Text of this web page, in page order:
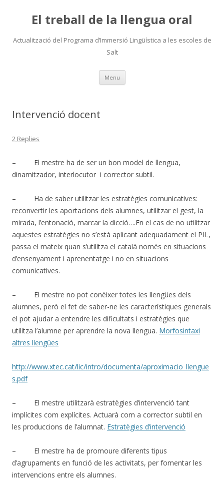
El treball de la llengua oral
Actualització del Programa d’Immersió Lingüística a les escoles de
Salt
Menu Skip
content
Intervenció docent
2 Replies
– El mestre ha de ser un bon model de llengua,
dinamitzador, interlocutor i corrector subtil.
– Ha de saber utilitzar les estratègies comunicatives:
reconvertir les aportacions dels alumnes, utilitzar el gest, la
mirada, l’entonació, marcar la dicció….En el cas de no utilitzar
aquestes estratègies no s’està aplicant adequadament el PIL,
passa el mateix quan s’utilitza el català només en situacions
d’ensenyament i aprenentatge i no en situacions
comunicatives.
– El mestre no pot conèixer totes les llengües dels
alumnes, però el fet de saber-ne les característiques generals
el pot ajudar a entendre les dificultats i estratègies que
utilitza l’alumne per aprendre la nova llengua. Morfosintaxi
altres llengües
http://www.xtec.cat/lic/intro/documenta/aproximacio_llengue
s.pdf
– El mestre utilitzarà estratègies d’intervenció tant
implícites com explícites. Actuarà com a corrector subtil en
les produccions de l’alumnat. Estratègies d’intervenció
– El mestre ha de promoure diferents tipus
d’agrupaments en funció de les activitats, per fomentar les
intervencions entre els alumnes.